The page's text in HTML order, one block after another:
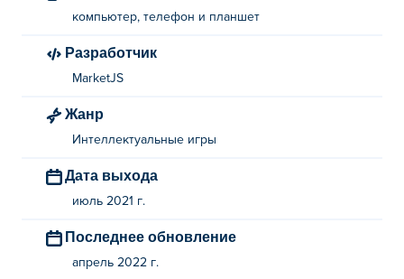
компьютер, телефон и планшет
Разработчик
MarketJS
Жанр
Интеллектуальные игры
Дата выхода
июль 2021 г.
Последнее обновление
апрель 2022 г.